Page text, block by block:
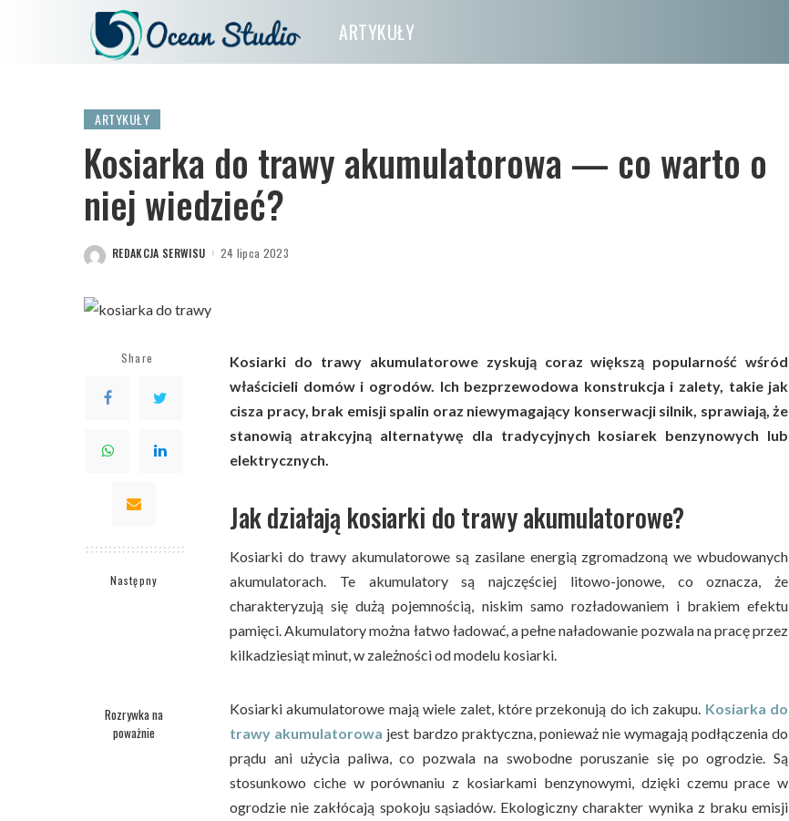
ARTYKUŁY
ARTYKUŁY
Kosiarka do trawy akumulatorowa — co warto o
niej wiedzieć?
POSTED
REDAKCJA SERWISU 24 lipca 2023
Share
Następny
Rozrywka na
poważnie
Kosiarki do trawy akumulatorowe zyskują coraz większą popularność wśród
właścicieli domów i ogrodów. Ich bezprzewodowa konstrukcja i zalety, takie jak
cisza pracy, brak emisji spalin oraz niewymagający konserwacji silnik, sprawiają, że
stanowią atrakcyjną alternatywę dla tradycyjnych kosiarek benzynowych lub
elektrycznych.
Jak działają kosiarki do trawy akumulatorowe?
Kosiarki do trawy akumulatorowe są zasilane energią zgromadzoną we wbudowanych
akumulatorach. Te akumulatory są najczęściej litowo-jonowe, co oznacza, że
charakteryzują się dużą pojemnością, niskim samo rozładowaniem i brakiem efektu
pamięci. Akumulatory można łatwo ładować, a pełne naładowanie pozwala na pracę przez
kilkadziesiąt minut, w zależności od modelu kosiarki.
Kosiarki akumulatorowe mają wiele zalet, które przekonują do ich zakupu. Kosiarka do
trawy akumulatorowa jest bardzo praktyczna, ponieważ nie wymagają podłączenia do
prądu ani użycia paliwa, co pozwala na swobodne poruszanie się po ogrodzie. Są
stosunkowo ciche w porównaniu z kosiarkami benzynowymi, dzięki czemu prace w
ogrodzie nie zakłócają spokoju sąsiadów. Ekologiczny charakter wynika z braku emisji